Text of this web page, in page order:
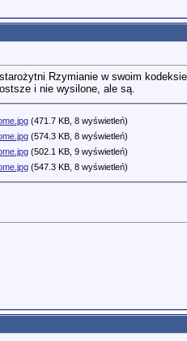
Rzymianie w swoim
i nie wysilone, ale są.
(471.7 KB, 8 wyświetleń)
(574.3 KB, 8 wyświetleń)
(502.1 KB, 9 wyświetleń)
(547.3 KB, 8 wyświetleń)